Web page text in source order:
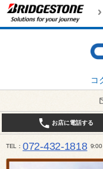
コ
お店に電話する
TEL 072-432-1818 9:00